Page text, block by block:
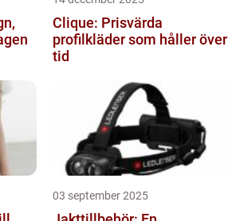
Clique: Prisvärda
profilkläder som håller över
tid
03 september 2025